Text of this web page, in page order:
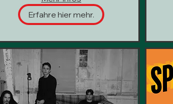
Erfahre hier mehr.